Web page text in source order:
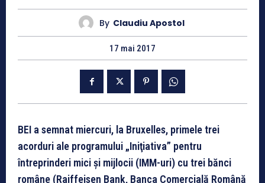
By Claudiu Apostol
17 mai 2017
BEI a semnat miercuri, la Bruxelles, primele trei
acorduri ale programului „Iniţiativa” pentru
întreprinderi mici şi mijlocii (IMM-uri) cu trei bănci
române (Raiffeisen Bank, Banca Comercială Română